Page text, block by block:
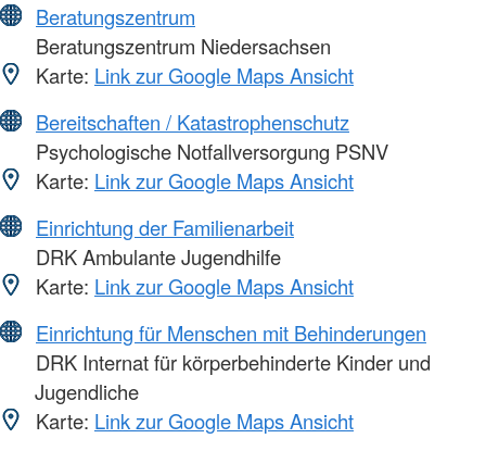
Beratungszentrum
Beratungszentrum Niedersachsen
Karte: Link zur Google Maps Ansicht
Bereitschaften / Katastrophenschutz
Psychologische Notfallversorgung PSNV
Karte: Link zur Google Maps Ansicht
Einrichtung der Familienarbeit
DRK Ambulante Jugendhilfe
Karte: Link zur Google Maps Ansicht
Einrichtung für Menschen mit Behinderungen
DRK Internat für körperbehinderte Kinder und
Jugendliche
Karte: Link zur Google Maps Ansicht